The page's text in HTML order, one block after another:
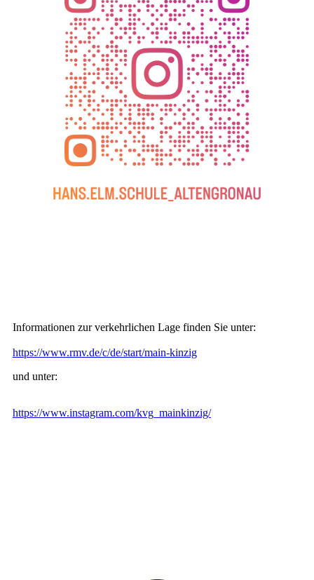
Informationen zur verkehrlichen Lage finden Sie unter:
https://www.rmv.de/c/de/start/main-kinzig
und unter:
https://www.instagram.com/kvg_mainkinzig/